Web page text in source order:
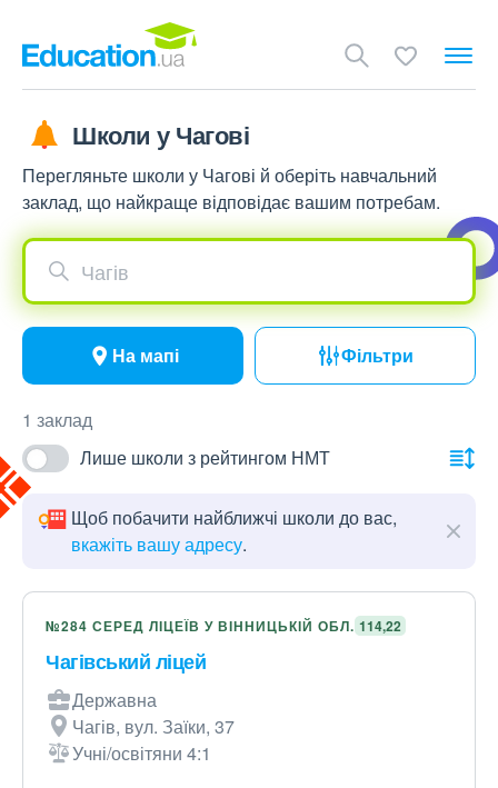
Школи у Чагові
Перегляньте школи у Чагові й оберіть навчальний
заклад, що найкраще відповідає вашим потребам.
Чагів
На мапі Фільтри
1 заклад
Лише школи з рейтингом НМТ
Щоб побачити найближчі школи до вас,
вкажіть вашу адресу.
№284 СЕРЕД ЛІЦЕЇВ У ВІННИЦЬКІЙ ОБЛ. 114,22
Чагівський ліцей
Державна
Чагів, вул. Заїки, 37
Учні/освітяни 4:1